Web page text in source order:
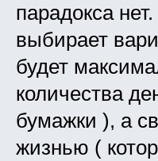
парадокса
выбирает
будет
количества
бумажки ), а
жизнью (